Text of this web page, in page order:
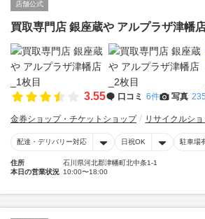
店舗公式
買取専門店 銀座蔵や アルプラザ津幡
3.55 口コミ 6件 写真
金券ショップ・チケットショップ リサイクルシ
配達・デリバリー対応 日祝OK 駐車場
住所
石川県河北郡津幡町北中条1-1
本日の営業状況 10:00〜18:00